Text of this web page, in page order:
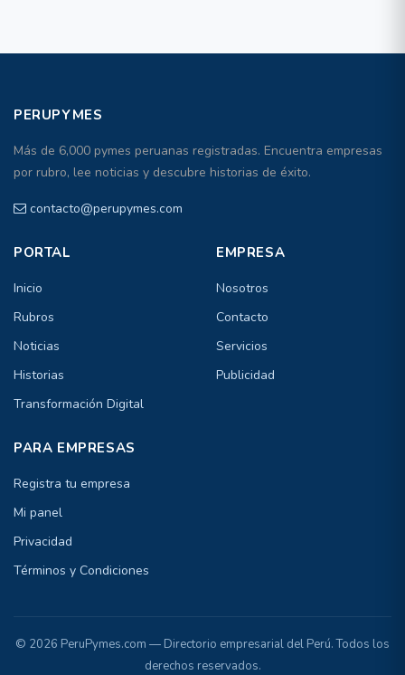
PERUPYMES
Más de 6,000 pymes peruanas registradas. Encuentra empresas
por rubro, lee noticias y descubre historias de éxito.
contacto@perupymes.com
PORTAL
Inicio
Rubros
Noticias
Historias
Transformación Digital
EMPRESA
Nosotros
Contacto
Servicios
Publicidad
PARA EMPRESAS
Registra tu empresa
Mi panel
Privacidad
Términos y Condiciones
© 2026 PeruPymes.com — Directorio empresarial del Perú. Todos los
derechos reservados.